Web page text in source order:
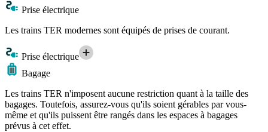
Prise électrique
Les trains TER modernes sont équipés de prises de courant.
Prise électrique
Bagage
Les trains TER n'imposent aucune restriction quant à la taille des
bagages. Toutefois, assurez-vous qu'ils soient gérables par vous-
même et qu'ils puissent être rangés dans les espaces à bagages
prévus à cet effet.